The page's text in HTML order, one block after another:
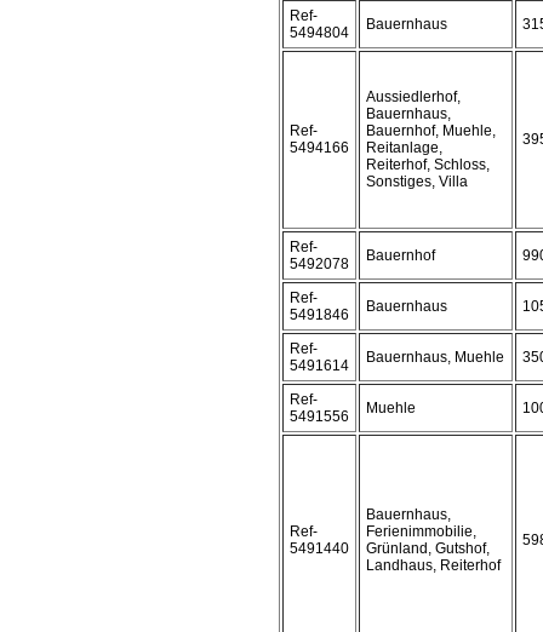
Ref-
5494804
Bauernhaus
Ref-
5494166
Aussiedlerhof,
Bauernhaus,
Bauernhof, Muehle,
Reitanlage,
Reiterhof, Schloss,
Sonstiges, Villa
Ref-
5492078
Bauernhof
Ref-
5491846
Bauernhaus
Ref-
5491614
Bauernhaus, Muehle
Ref-
5491556
Muehle
Ref-
5491440
Bauernhaus,
Ferienimmobilie,
Grünland, Gutshof,
Landhaus, Reiterhof